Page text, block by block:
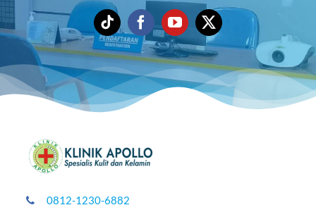
0812-1230-6882